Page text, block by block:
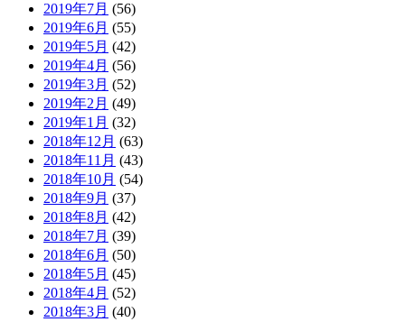
2019年7月 (56)
2019年6月 (55)
2019年5月 (42)
2019年4月 (56)
2019年3月 (52)
2019年2月 (49)
2019年1月 (32)
2018年12月 (63)
2018年11月 (43)
2018年10月 (54)
2018年9月 (37)
2018年8月 (42)
2018年7月 (39)
2018年6月 (50)
2018年5月 (45)
2018年4月 (52)
2018年3月 (40)